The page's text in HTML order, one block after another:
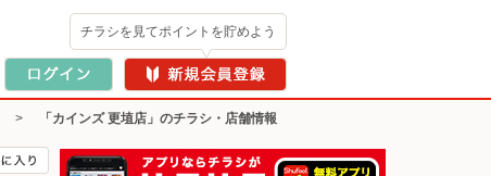
チラシを見てポイントを貯めよう
> 「カインズ 更埴店」のチラシ・店舗情報